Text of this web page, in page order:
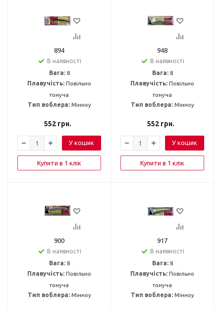
894
В наявності
Вага: 8
Плавучість: Повільно
тонуча
Тип воблера: Мінноу
552грн.
У кошик
Купити в 1 клік
948
В наявності
Вага: 8
Плавучість: Повільно
тонуча
Тип воблера: Мінноу
552грн.
У кошик
Купити в 1 клік
900
В наявності
Вага: 8
Плавучість: Повільно
тонуча
Тип воблера: Мінноу
917
В наявності
Вага: 8
Плавучість: Повільно
тонуча
Тип воблера: Мінноу